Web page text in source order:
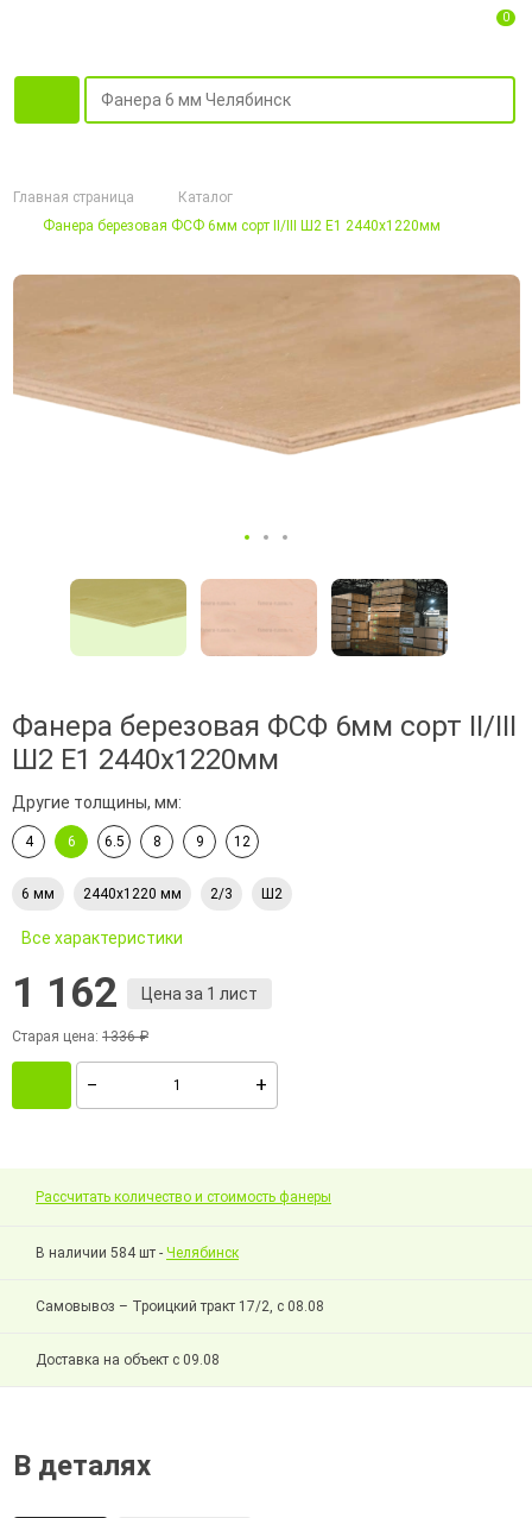
0
Главная страница
Каталог
Фанера березовая ФСФ 6мм сорт II/III Ш2 Е1 2440х1220мм
Фанера березовая ФСФ 6мм сорт II/III
Ш2 Е1 2440х1220мм
Другие толщины, мм:
4 6 6.5 8 9 12
6 мм 2440х1220 мм 2/3 Ш2
Все характеристики
1 162 Цена за 1 лист
Старая цена: 1336 ₽
Рассчитать количество и стоимость фанеры
В наличии 584 шт - Челябинск
Самовывоз – Троицкий тракт 17/2, с 08.08
Доставка на объект с 09.08
В деталях